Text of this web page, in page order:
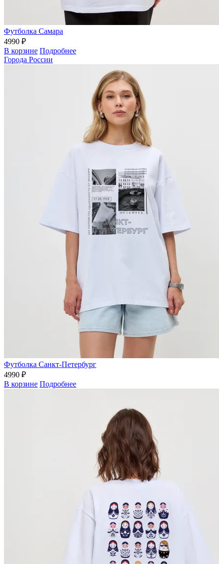
Футболка Самара
4990 ₽
В корзине Подробнее
Города России
Футболка Санкт-Петербург
4990 ₽
В корзине Подробнее